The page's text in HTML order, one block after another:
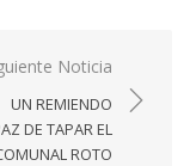
Noticia
UN REMIENDO
DE TAPAR EL
ROTO